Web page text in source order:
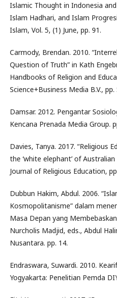
Islamic Thought in Indonesia
Islam Hadhari, and Islam
Islam, Vol. 5, (1) June, pp. 91.
Carmody, Brendan. 2010.
Question of Truth” in Kath
Handbooks of Religion and
Science+Business Media B.V., pp.
Damsar. 2012. Pengantar
Kencana Prenada Media Group.
Davies, Tanya. 2017. “Religious
the ‘white elephant’ of
Journal of Religious Education,
Dubbun Hakim, Abdul. 2006.
Kosmopolitanisme” dalam
Masa Depan yang
Nurcholis Madjid, eds., Abdul
Nusantara. pp. 14.
Endraswara, Suwardi. 2010.
Yogyakarta: Penelitian Pemda